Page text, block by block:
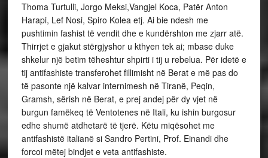
Thoma Turtulli, Jorgo Meksi,Vangjel Koca, Patër Anton
Harapi, Lef Nosi, Spiro Kolea etj. Ai bie ndesh me
pushtimin fashist të vendit dhe e kundërshton me zjarr atë.
Thirrjet e gjakut stërgjyshor u kthyen tek ai; mbase duke
shkelur një betim tëheshtur shpirti i tij u rebelua. Për idetë e
tij antifashiste transferohet fillimisht në Berat e më pas do
të pasonte një kalvar internimesh në Tiranë, Peqin,
Gramsh, sërish në Berat, e prej andej për dy vjet në
burgun famëkeq të Ventotenes në Itali, ku ishin burgosur
edhe shumë atdhetarë të tjerë. Këtu miqësohet me
antifashistë italianë si Sandro Pertini, Prof. Einandi dhe
forcoi mëtej bindjet e veta antifashiste.